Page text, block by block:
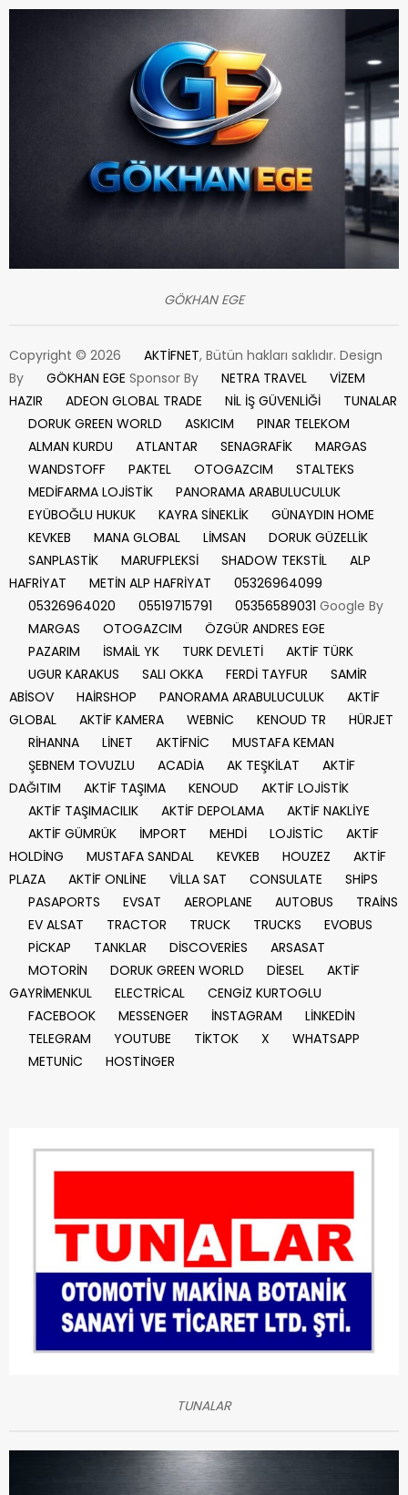
GÖKHAN EGE
Copyright © 2026 AKTİFNET, Bütün hakları saklıdır. Design
By
GÖKHAN EGE Sponsor By NETRA TRAVEL
VİZEM
HAZIR
ADEON GLOBAL TRADE NİL İŞ GÜVENLİĞİ
TUNALAR
DORUK GREEN WORLD
ASKICIM
PINAR TELEKOM
ALMAN KURDU
ATLANTAR SENAGRAFİK
MARGAS
WANDSTOFF
PAKTEL OTOGAZCIM
STALTEKS
MEDİFARMA LOJİSTİK
PANORAMA ARABULUCULUK
EYÜBOĞLU HUKUK
KAYRA SİNEKLİK
GÜNAYDIN HOME
KEVKEB
MANA GLOBAL LİMSAN
DORUK GÜZELLİK
SANPLASTİK
MARUFPLEKSİ SHADOW TEKSTİL
ALP
HAFRİYAT
METİN ALP HAFRİYAT
05326964099
05326964020
05519715791 05356589031 Google By
MARGAS
OTOGAZCIM
ÖZGÜR ANDRES EGE
PAZARIM
İSMAİL YK TURK DEVLETİ
AKTİF TÜRK
UGUR KARAKUS
SALI OKKA FERDİ TAYFUR
SAMİR
ABİSOV
HAİRSHOP PANORAMA ARABULUCULUK
AKTİF
GLOBAL
AKTİF KAMERA WEBNİC KENOUD TR
HÜRJET
RİHANNA
LİNET AKTİFNİC
MUSTAFA KEMAN
ŞEBNEM TOVUZLU
ACADİA AK TEŞKİLAT
AKTİF
DAĞITIM
AKTİF TAŞIMA KENOUD
AKTİF LOJİSTİK
AKTİF TAŞIMACILIK
AKTİF DEPOLAMA
AKTİF NAKLİYE
AKTİF GÜMRÜK
İMPORT MEHDİ LOJİSTİC
AKTİF
HOLDİNG
MUSTAFA SANDAL KEVKEB HOUZEZ
AKTİF
PLAZA
AKTİF ONLİNE VİLLA SAT CONSULATE
SHİPS
PASAPORTS
EVSAT AEROPLANE AUTOBUS
TRAİNS
EV ALSAT
TRACTOR TRUCK TRUCKS
EVOBUS
PİCKAP
TANKLAR DİSCOVERİES
ARSASAT
MOTORİN
DORUK GREEN WORLD DİESEL
AKTİF
GAYRİMENKUL
ELECTRİCAL
CENGİZ KURTOGLU
FACEBOOK
MESSENGER İNSTAGRAM
LİNKEDİN
TELEGRAM
YOUTUBE TİKTOK X
WHATSAPP
METUNİC
HOSTİNGER
TUNALAR